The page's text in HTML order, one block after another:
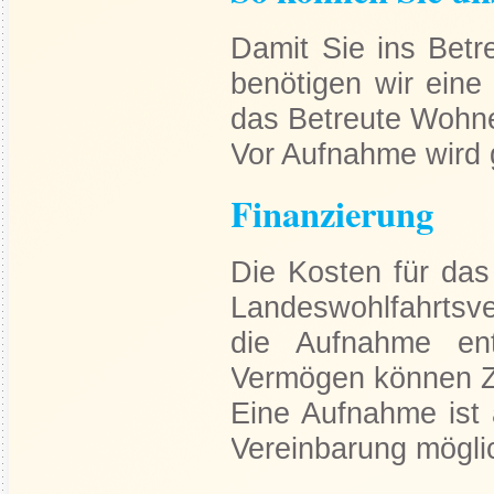
Damit Sie ins
benötigen wir
das Betreute
Vor Aufnahme
Finanzierung
Die Kosten für
die Aufnahme
Vermögen können
Eine Aufnahme
Vereinbarung